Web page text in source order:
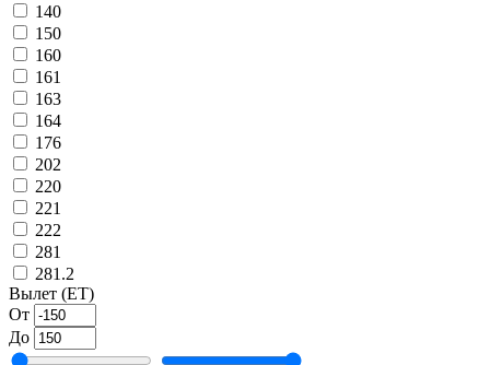
140
150
160
161
163
164
176
202
220
221
222
281
281.2
Вылет (ET)
От
До